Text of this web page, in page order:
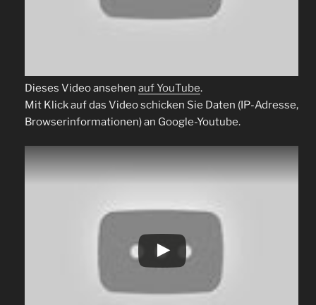
Dieses Video ansehen auf YouTube.
Mit Klick auf das Video schicken Sie Daten (IP-Adresse,
Browserinformationen) an Google-Youtube.